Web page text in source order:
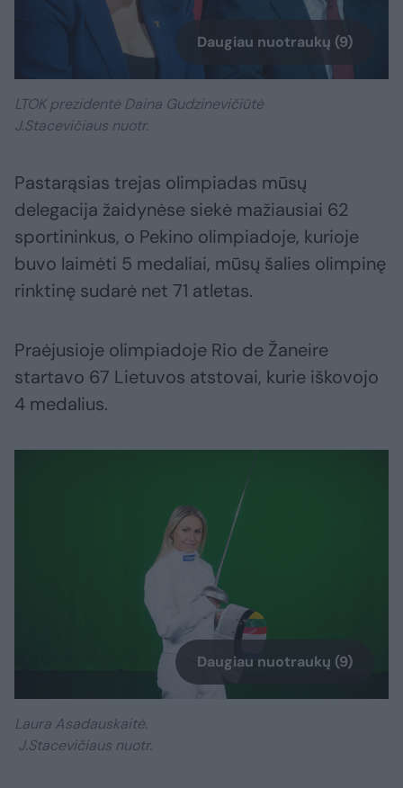
Daugiau nuotraukų (9)
LTOK prezidentė Daina Gudzinevičiūtė
J.Stacevičiaus nuotr.
Pastarąsias trejas olimpiadas mūsų
delegacija žaidynėse siekė mažiausiai 62
sportininkus, o Pekino olimpiadoje, kurioje
buvo laimėti 5 medaliai, mūsų šalies olimpinę
rinktinę sudarė net 71 atletas.
Praėjusioje olimpiadoje Rio de Žaneire
startavo 67 Lietuvos atstovai, kurie iškovojo
4 medalius.
Daugiau nuotraukų (9)
Laura Asadauskaitė.
J.Stacevičiaus nuotr.